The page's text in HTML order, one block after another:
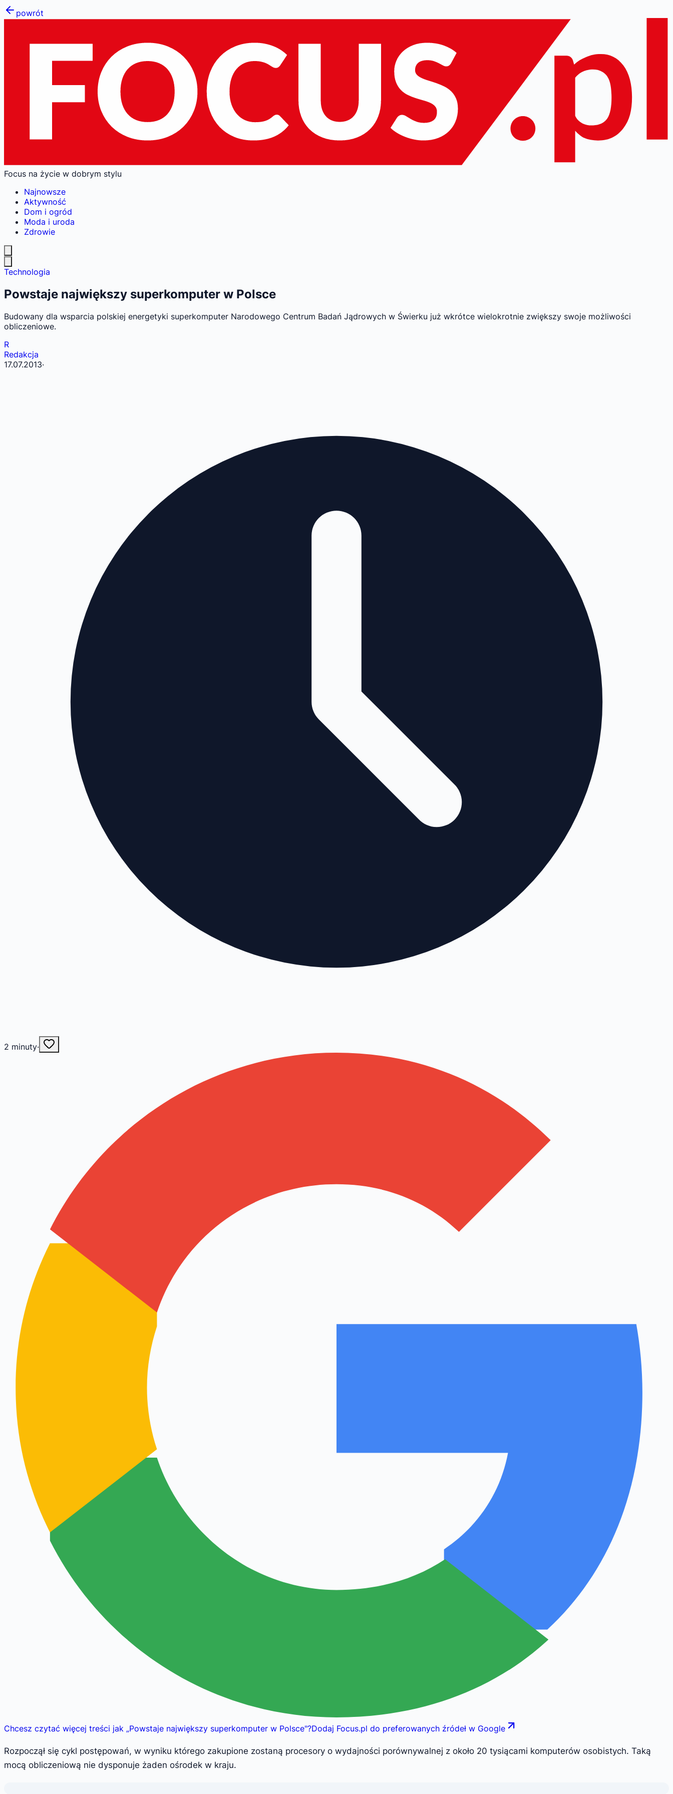
powrót
Focus na życie w dobrym stylu
Najnowsze
Aktywność
Dom i ogród
Moda i uroda
Zdrowie
Technologia
Powstaje największy superkomputer w Polsce
Budowany dla wsparcia polskiej energetyki superkomputer Narodowego Centrum Badań Jądrowych w Świerku już wkrótce wielokrotnie zwiększy swoje możliwości
obliczeniowe.
R
Redakcja
17.07.2013·
2 minuty·
Chcesz czytać więcej treści jak „Powstaje największy superkomputer w Polsce"?Dodaj Focus.pl do preferowanych źródeł w Google
Rozpoczął się cykl postępowań, w wyniku którego zakupione zostaną procesory o wydajności porównywalnej z około 20 tysiącami komputerów osobistych. Taką
mocą obliczeniową nie dysponuje żaden ośrodek w kraju.